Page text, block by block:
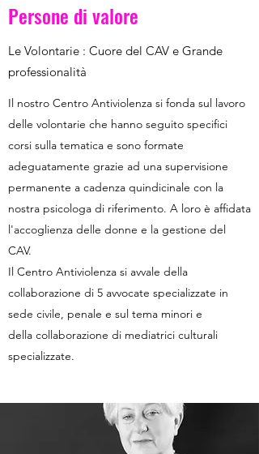
Persone di valore
Le Volontarie : Cuore del CAV e Grande
professionalità
Il nostro Centro Antiviolenza si fonda sul lavoro
delle volontarie che hanno seguito specifici
corsi sulla tematica e sono formate
adeguatamente grazie ad una supervisione
permanente a cadenza quindicinale con la
nostra psicologa di riferimento. A loro è affidata
l'accoglienza delle donne e la gestione del
CAV.
Il Centro Antiviolenza si avvale della
collaborazione di 5 avvocate specializzate in
sede civile, penale e sul tema minori e
della collaborazione di mediatrici culturali
specializzate.